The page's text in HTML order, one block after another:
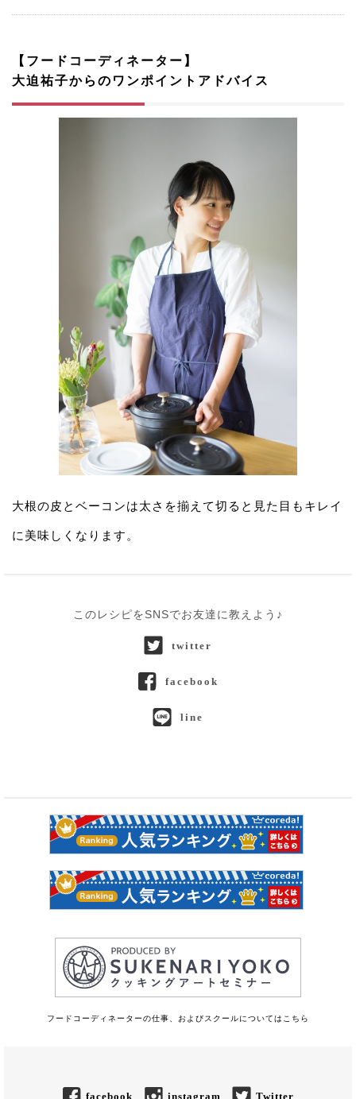
【フードコーディネーター】
大迫祐子からのワンポイントアドバイス
大根の皮とベーコンは太さを揃えて切ると見た目もキレイ
に美味しくなります。
このレシピをSNSでお友達に教えよう♪
twitter
facebook
line
フードコーディネーターの仕事、およびスクールについてはこちら
facebook instagram Twitter